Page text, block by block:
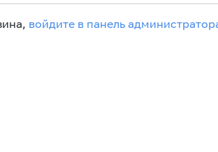
войдите в панель